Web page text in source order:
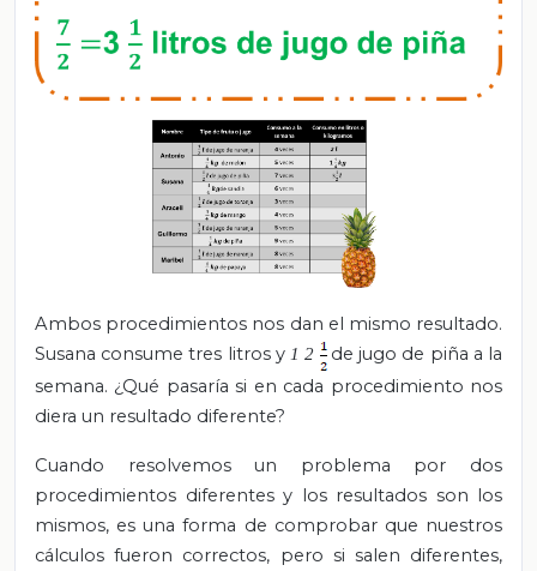
Ambos procedimientos nos dan el mismo resultado.
Susana consume tres litros y 12
de jugo de piña a la
semana. ¿Qué pasaría si en cada procedimiento nos
diera un resultado diferente?
Cuando resolvemos un problema por dos
procedimientos diferentes y los resultados son los
mismos, es una forma de comprobar que nuestros
cálculos fueron correctos, pero si salen diferentes,